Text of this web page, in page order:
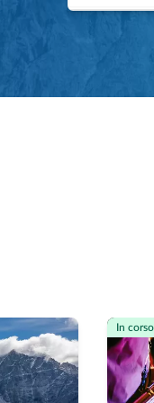
In corso